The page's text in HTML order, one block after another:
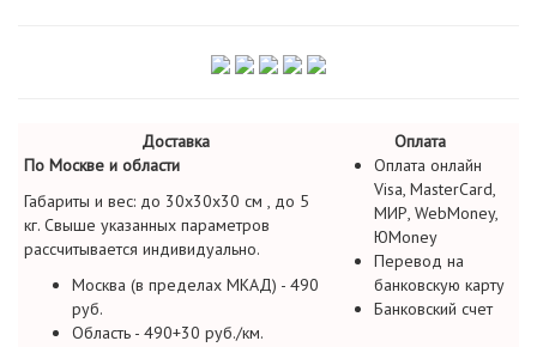
Доставка
Оплата
По Москве и области
Габариты и вес: до 30х30х30 см , до 5
кг. Свыше указанных параметров
рассчитывается индивидуально.
Москва (в пределах МКАД) - 490
руб.
Область - 490+30 руб./км.
Оплата онлайн
Visa, MasterCard,
МИР, WebMoney,
ЮMoney
Перевод на
банковскую карту
Банковский счет